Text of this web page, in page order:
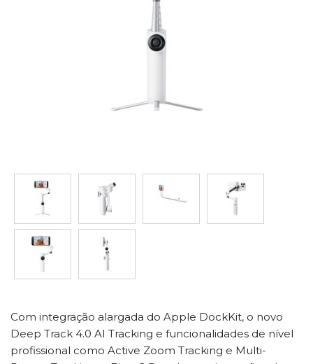
Com integração alargada do Apple DockKit, o novo
Deep Track 4.0 AI Tracking e funcionalidades de nível
profissional como Active Zoom Tracking e Multi-